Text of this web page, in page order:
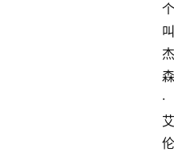
个
叫
杰
森
·
艾
伦